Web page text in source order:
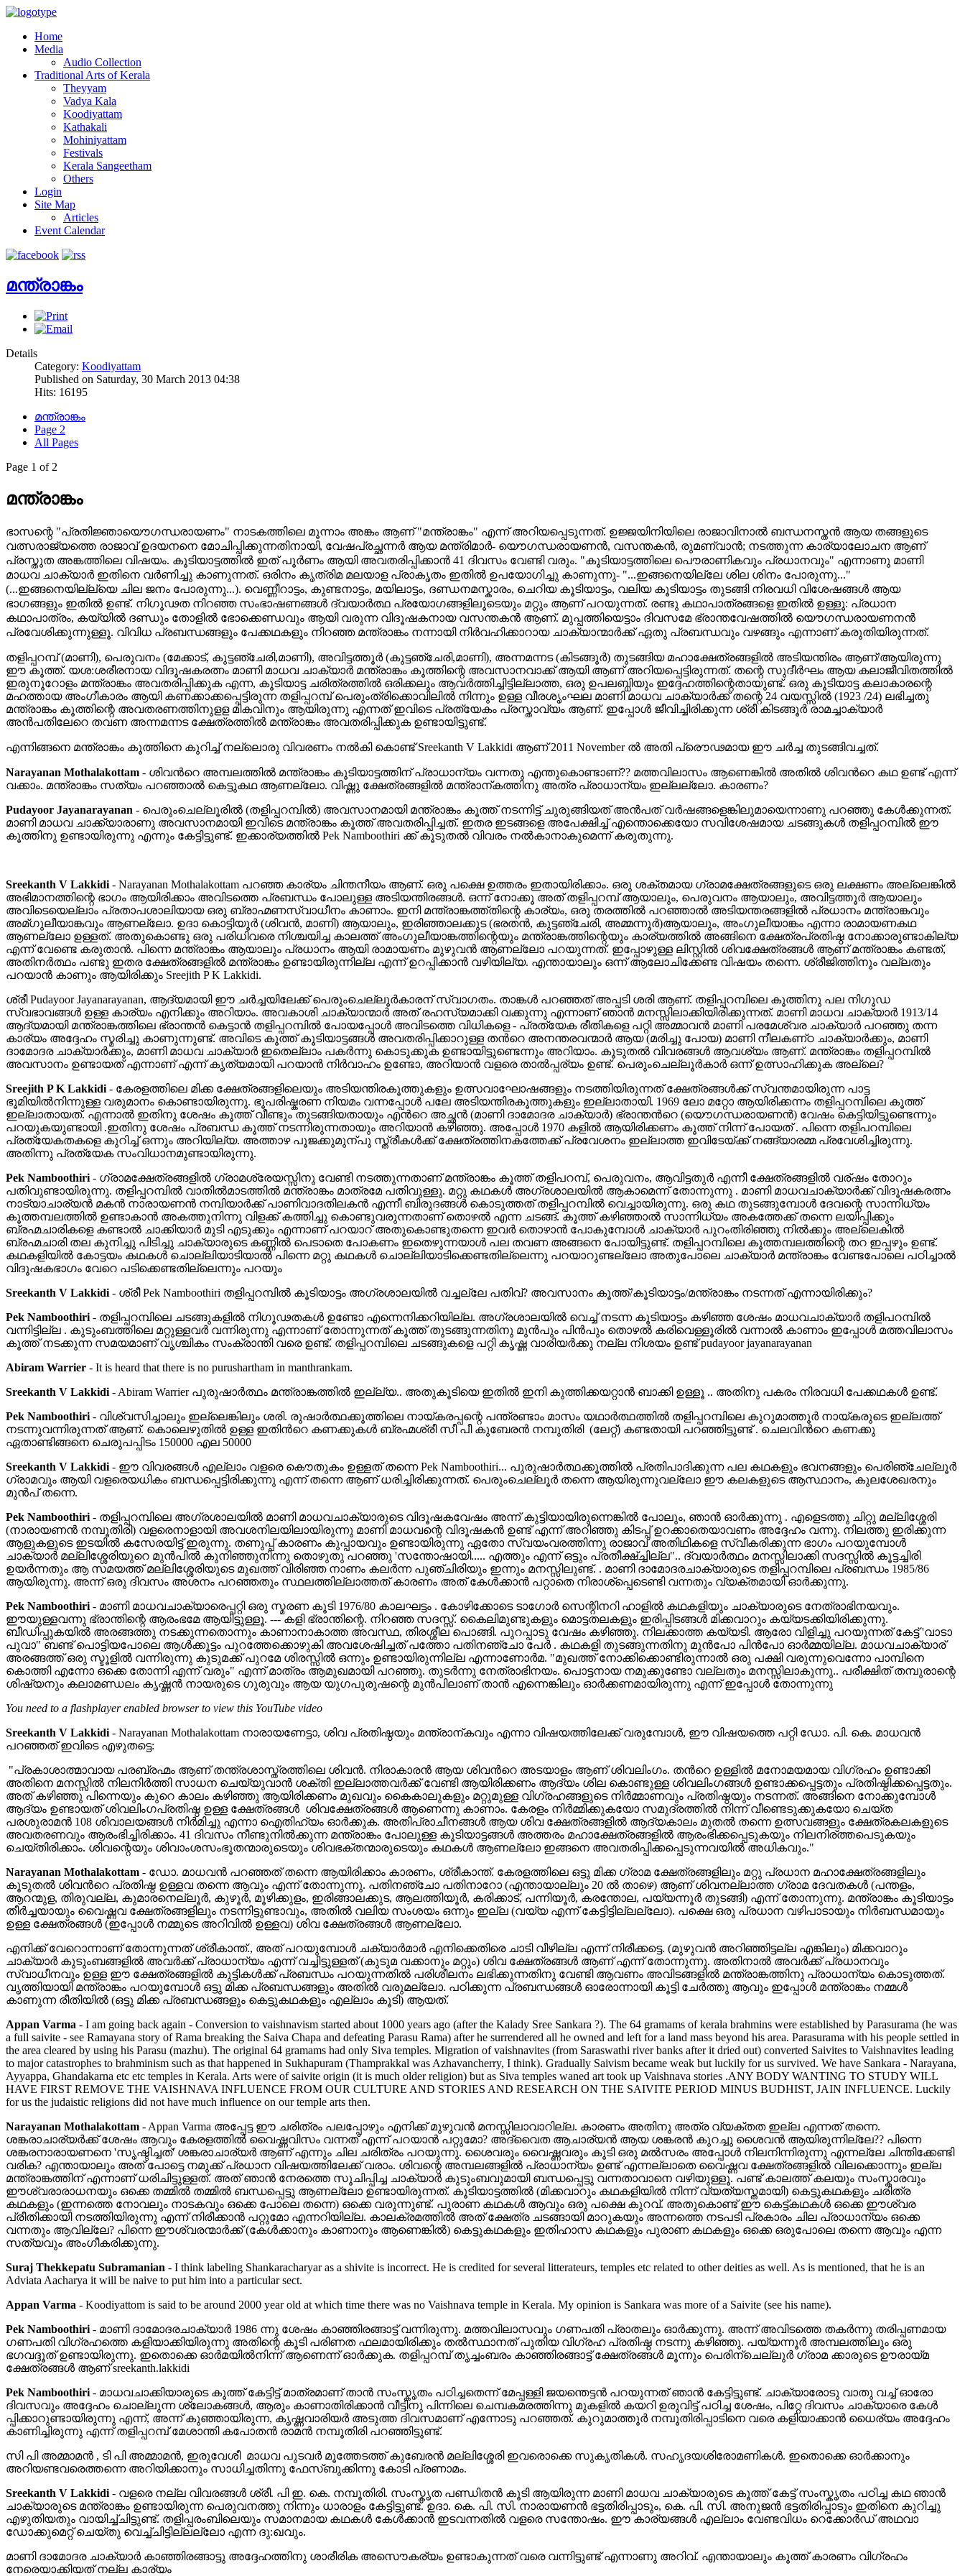
Home
Media
Audio Collection
Traditional Arts of Kerala
Theyyam
Vadya Kala
Koodiyattam
Kathakali
Mohiniyattam
Festivals
Kerala Sangeetham
Others
Login
Site Map
Articles
Event Calendar
മന്ത്രാങ്കം
Details
Category: Koodiyattam
Published on Saturday, 30 March 2013 04:38
Hits: 16195
മന്ത്രാങ്കം
Page 2
All Pages
Page 1 of 2
മന്ത്രാങ്കം
ഭാസന്റെ "പ്രതിജ്ഞായൌഗന്ധരായണം" നാടകത്തിലെ മൂന്നാം അങ്കം ആണ് "മന്ത്രാങ്കം" എന്ന് അറിയപ്പെടുന്നത്. ഉജ്ജയിനിയിലെ രാജാവിനാല്‍ ബന്ധനസ്തന്‍ ആയ തങ്ങളുടെ
വത്സരാജ്യത്തെ രാജാവ് ഉദയനനെ മോചിപ്പിക്കുന്നതിനായി, വേഷപ്രച്ഛന്നര്‍ ആയ മന്ത്രിമാര്‍- യൌഗന്ധരായണന്‍, വസന്തകന്‍, രുമണ്വാന്‍; നടത്തുന്ന കാര്യാലോചന ആണ്
പ്രസ്തുത അങ്കത്തിലെ വിഷയം. കൂടിയാട്ടത്തില്‍ ഇത് പൂര്‍ണം ആയി അവതരിപ്പിക്കാന്‍ 41 ദിവസം വേണ്ടി വരും. "കൂടിയാട്ടത്തിലെ പൌരാണികവും പ്രധാനവും" എന്നാണു മാണി
മാധവ ചാക്യാര്‍ ഇതിനെ വര്‍ണിച്ചു കാണുന്നത്. ഒരിനം കൃത്രിമ മലയാള പ്രാകൃതം ഇതില്‍ ഉപയോഗിച്ചു കാണുന്നു- "...ഇങ്ങനെയില്ലേ ശില ശിനം പോരുന്നു..."
(...ഇങ്ങനെയില്ല്യെ ചില ജനം പോരുന്നു...). വെണ്ണീറാട്ടം, കുണ്ടനാട്ടം, മയിലാട്ടം, ദണ്ഡനമസ്കാരം, ചെറിയ കൂടിയാട്ടം, വലിയ കൂടിയാട്ടം തുടങ്ങി നിരവധി വിശേഷങ്ങള്‍ ആയ
ഭാഗങ്ങളും ഇതില്‍ ഉണ്ട്. നിഗൂഢത നിറഞ്ഞ സംഭാഷണങ്ങള്‍ ദ്വയാര്‍ത്ഥ പ്രയോഗങ്ങളിലൂടെയും മറ്റും ആണ് പറയുന്നത്. രണ്ടു കഥാപാത്രങ്ങളെ ഇതില്‍ ഉള്ളൂ: പ്രധാന
കഥാപാത്രം, കയ്യില്‍ ദണ്ഡും തോളില്‍ ഭോക്കെണ്ഡവും ആയി വരുന്ന വിദൂഷകനായ വസന്തകന്‍ ആണ്. മുപ്പത്തിയെട്ടാം ദിവസമേ ഭ്രാന്തവേഷത്തില്‍ യൌഗന്ധരായണനന്‍
പ്രവേശിക്കുന്നുള്ളൂ. വിവിധ പ്രബന്ധങ്ങളും പേക്കഥകളും നിറഞ്ഞ മന്ത്രാങ്കം നന്നായി നിര്‍വഹിക്കാറായ ചാക്യാന്മാര്‍ക്ക് ഏതു പ്രബന്ധവും വഴങ്ങും എന്നാണ് കരുതിയിരുന്നത്.
തളിപ്പറമ്പ് (മാണി), പെരുവനം (മേക്കാട്, കുട്ടഞ്ചേരി,മാണി), അവിട്ടത്തൂര്‍ (കുട്ടഞ്ചേരി,മാണി), അന്നമന്നട (കിടങ്ങൂര്‍) തുടങ്ങിയ മഹാക്ഷേത്രങ്ങളില്‍ അടിയന്തിരം ആണ്/ആയിരുന്നു
ഈ കൂത്ത്. യശ:ശരീരനായ വിദൂഷകരത്നം മാണി മാധവ ചാക്യാര്‍ മന്ത്രാങ്കം കൂത്തിന്റെ അവസാനവാക്ക് ആയി ആണ് അറിയപ്പെട്ടിരുന്നത്. തന്റെ സുദീര്‍ഘം ആയ കലാജീവിതത്തില്‍
ഇരുനൂറോളം മന്ത്രാങ്കം അവതരിപ്പിക്കുക എന്ന, കൂടിയാട്ട ചരിത്രത്തില്‍ ഒരിക്കലും ആവര്‍ത്തിച്ചിട്ടില്ലാത്ത, ഒരു ഉപലബ്ധിയും ഇദ്ദേഹത്തിന്റെതായുണ്ട്. ഒരു കൂടിയാട്ട കലാകാരന്റെ
മഹത്തായ അംഗീകാരം ആയി കണക്കാക്കപ്പെട്ടിരുന്ന തളിപ്പറമ്പ് പെരുംത്രിക്കൊവിലില്‍ നിന്നും ഉള്ള വീരശൃംഘല മാണി മാധവ ചാക്യാര്‍ക്ക് തന്റെ 24 വയസ്സില്‍ (1923 /24) ലഭിച്ചതു
മന്ത്രാങ്കം കൂത്തിന്റെ അവതരണത്തിനുളള മികവിനും ആയിരുന്നു എന്നത് ഇവിടെ പ്രത്യേകം പ്രസ്താവ്യം ആണ്. ഇപ്പോള്‍ ജീവിച്ചിരിക്കുന്ന ശ്രീ കിടങ്ങൂര്‍ രാമച്ചാക്യാര്‍
അന്‍പതിലേറെ തവണ അന്നമന്നട ക്ഷേത്രത്തില്‍ മന്ത്രാങ്കം അവതരിപ്പിക്കുക ഉണ്ടായിട്ടുണ്ട്.
എന്നിങ്ങനെ മന്ത്രാങ്കം കൂത്തിനെ കുറിച്ച് നല്ലൊരു വിവരണം നല്‍കി കൊണ്ട് Sreekanth V Lakkidi ആണ് 2011 November ല്‍ അതി പ്രൌഢമായ ഈ ചര്‍ച്ച തുടങ്ങിവച്ചത്.
Narayanan Mothalakottam - ശിവന്‍റെ അമ്പലത്തില്‍ മന്ത്രാങ്കം കൂടിയാട്ടത്തിന് പ്രാധാന്യം വന്നതു എന്തുകൊണ്ടാണ്?? മത്തവിലാസം ആണെങ്കില്‍ അതില്‍ ശിവന്‍റെ കഥ ഉണ്ട് എന്ന്
വക്കാം. മന്ത്രാങ്കം സത്യം പറഞ്ഞാല്‍ കെട്ടുകഥ ആണല്ലോ. വിഷ്ണു ക്ഷേത്രങ്ങളില്‍ മന്ത്രാന്കത്തിനു അത്ര പ്രാധാന്യം ഇല്ലല്ലോ. കാരണം?
Pudayoor Jayanarayanan - പെരുംചെല്ലൂരിൽ (തളിപ്പറമ്പിൽ) അവസാനമായി മന്ത്രാങ്കം കൂത്ത്‌ നടന്നിട്ട്‌ ചുരുങ്ങിയത്‌ അൻപത്‌ വർഷങ്ങളെങ്കിലുമായെന്നാണു പറഞ്ഞു കേൾക്കുന്നത്‌.
മാണി മാധവ ചാക്ക്യാരാണു അവസാനമായി ഇവിടെ മന്ത്രാങ്കം കൂത്ത്‌ അവതരിപ്പിച്ചത്‌. ഇതര ഇടങ്ങളെ അപേക്ഷിച്ച്‌ എന്തൊക്കെയോ സവിശേഷമായ ചടങ്ങുകൾ തളിപ്പറമ്പിൽ ഈ
കൂത്തിനു ഉണ്ടായിരുന്നു എന്നും കേട്ടിട്ടുണ്ട്‌. ഇക്കാര്യത്തിൽ Pek Namboothiri ക്ക്‌ കൂടുതൽ വിവരം നൽകാനാകുമെന്ന് കരുതുന്നു.
Sreekanth V Lakkidi - Narayanan Mothalakottam പറഞ്ഞ കാര്യം ചിന്തനീയം ആണ്. ഒരു പക്ഷെ ഉത്തരം ഇതായിരിക്കാം. ഒരു ശക്തമായ ഗ്രാമക്ഷേത്രങ്ങളുടെ ഒരു ലക്ഷണം അല്ലെങ്കില്‍
അഭിമാനത്തിന്റെ ഭാഗം ആയിരിക്കാം അവിടത്തെ പ്രബന്ധം പോലുള്ള അടിയന്തിരങ്ങള്‍. ഒന്ന് നോക്കൂ അത് തളിപ്പറമ്പ് ആയാലും, പെരുവനം ആയാലും, അവിട്ടത്തൂര്‍ ആയാലും
അവിടെയെല്ലാം പ്രതാപശാലിയായ ഒരു ബ്രാഹ്മണസ്വാധീനം കാണാം. ഇനി മന്ത്രാങ്കത്ത്തിന്റെ കാര്യം, ഒരു തരത്തില്‍ പറഞ്ഞാല്‍ അടിയന്തരങ്ങളില്‍ പ്രധാനം മന്ത്രാങ്കവും
അമ്ഗുലീയാങ്കവും ആണല്ലോ. ഉദാ കൊട്ടിയൂര്‍ (ശിവന്‍, മാണി) ആയാലും, ഇരിഞ്ഞാലക്കുട (ഭരതന്‍, കുട്ടഞ്ചേരി, അമ്മന്നൂര്‍)ആയാലും, അംഗുലീയാങ്കം എന്നാ രാമായണകഥ
ആണല്ലോ ഉള്ളത്. അതുകൊണ്ടു ഒരു പരിധിവരെ നിശ്ചയിച്ച കാലത്ത് അംഗുലീയാങ്കത്തിന്റെയും മന്ത്രാങ്കത്തിന്റെയും കാര്യത്തില്‍ അങ്ങിനെ ക്ഷേത്രപ്രതിഷ്ഠ നോക്കാരുണ്ടാകില്യ
എന്ന് വേണ്ടെ കരുതാന്‍. പിന്നെ മന്ത്രാങ്കം ആയാലും പ്രധാനം ആയി രാമായണം മുഴുവന്‍ ആണല്ലോ പറയുന്നത്. ഇപ്പോഴുള്ള ലിസ്റ്റില്‍ ശിവക്ഷേത്രങ്ങള്‍ ആണ് മന്ത്രാങ്കം കണ്ടത്,
അതിനര്‍ത്ഥം പണ്ടു ഇതര ക്ഷേത്രങ്ങളില്‍ മന്ത്രാങ്കം ഉണ്ടായിരുന്നില്ല എന്ന് ഉറപ്പിക്കാന്‍ വഴിയില്യ. എന്തായാലും ഒന്ന് ആലോചിക്കേണ്ട വിഷയം തന്നെ. ശ്രീജിത്തിനും വല്ലതും
പറയാന്‍ കാണും ആയിരിക്കും Sreejith P K Lakkidi.
ശ്രീ Pudayoor Jayanarayanan, ആദ്യമായി ഈ ചര്‍ച്ചയിലേക്ക് പെരുംചെല്ലൂര്‍കാരന് സ്വാഗതം. താങ്കള്‍ പറഞ്ഞത് അപ്പടി ശരി ആണ്. തളിപ്പറമ്പിലെ കൂത്തിനു പല നിഗൂഡ
സ്വഭാവങ്ങള്‍ ഉള്ള കാര്യം എനിക്കും അറിയാം. അവകാശി ചാക്യാന്മാര്‍ അത് രഹസ്യമാക്കി വക്കുന്നു എന്നാണ് ഞാന്‍ മനസ്സിലാക്കിയിരിക്കുന്നത്. മാണി മാധവ ചാക്യാര്‍ 1913/14
ആദ്യമായി മന്ത്രാങ്കത്തിലെ ഭ്രാന്തന്‍ കെട്ടാന്‍ തളിപ്പറമ്പില്‍ പോയപ്പോള്‍ അവിടത്തെ വിധികളെ - പ്രത്യേക രീതികളെ പറ്റി അമ്മാവന്‍ മാണി പരമേശ്വര ചാക്യാര്‍ പറഞ്ഞു തന്ന
കാര്യം അദ്ദേഹം സ്മരിച്ചു കാണുന്നുണ്ട്. അവിടെ കൂത്ത് കൂടിയാട്ടങ്ങള്‍ അവതരിപ്പിക്കാറുള്ള തന്‍റെ അനന്തരവന്മാര്‍ ആയ (മരിച്ചു പോയ) മാണി നീലകണ്‌ഠ ചാക്യാര്‍ക്കും, മാണി
ദാമോദര ചാക്യാര്‍ക്കും, മാണി മാധവ ചാക്യാര്‍ ഇതെല്ലാം പകര്‍ന്നു കൊടുക്കുക ഉണ്ടായിട്ടുണ്ടെന്നും അറിയാം. കൂടുതല്‍ വിവരങ്ങള്‍ ആവശ്യം ആണ്. മന്ത്രാങ്കം തളിപ്പറമ്പില്‍
അവസാനം ഉണ്ടായത് എന്നാണ് എന്ന് കൃത്യമായി പറയാന്‍ നിര്‍വാഹം ഉണ്ടോ, അറിയാന്‍ വളരെ താല്‍പ്പര്യം ഉണ്ട്. പെരുംചെല്ലൂര്‍കാര്‍ ഒന്ന് ഉത്സാഹിക്കുക അല്ലെ?
Sreejith P K Lakkidi - കേരളത്തിലെ മിക്ക ക്ഷേത്രങ്ങളിലെയും അടിയന്തിരകൂത്തുകളും ഉത്സവാഘോഷങ്ങളും നടത്തിയിരുന്നത് ക്ഷേത്രങ്ങള്‍ക്ക് സ്വന്തമായിരുന്ന പാട്ട
ഭൂമിയില്‍നിന്നുള്ള വരുമാനം കൊണ്ടായിരുന്നു. ഭൂപരിഷ്കരണ നിയമം വന്നപ്പോള്‍ പലേ അടിയന്തിരകൂത്തുകളും ഇല്ലാതായി. 1969 ലോ മറ്റോ ആയിരിക്കന്നം തളിപ്പറമ്പിലെ കൂത്ത്‌
ഇല്ലാതായത്. എന്നാല്‍ ഇതിനു ശേഷം കൂത്ത്‌ വീണ്ടും തുടങ്ങിയതായും എന്‍റെ അച്ഛന്‍ (മാണി ദാമോദര ചാക്യാര്‍) ഭ്രാന്തന്‍റെ (യൌഗന്ധരായണന്‍) വേഷം കെട്ടിയിട്ടുണ്ടെന്നും
പറയുകയുണ്ടായി .ഇതിനു ശേഷം പ്രബന്ധ കൂത്ത്‌ നടന്നിരുന്നതായും അറിയാന്‍ കഴിഞ്ഞു. അപ്പോള്‍ 1970 കളില്‍ ആയിരിക്കണം കൂത്ത്‌ നിന്ന് പോയത് . പിന്നെ തളിപറമ്പിലെ
പ്രത്യേകതകളെ കുറിച്ച് ഒന്നും അറിയില്യ. അത്താഴ പൂജക്കുമുന്പു സ്ത്രീകള്‍ക്ക് ക്ഷേത്രത്തിനകത്തേക്ക് പ്രവേശനം ഇല്ലാത്ത ഇവിടേയ്ക്ക് നങ്ങ്യാരമ്മ പ്രവേശിച്ചിരുന്നു.
അതിന്നു പ്രത്യേക സംവിധാനമുണ്ടായിരുന്നു.
Pek Namboothiri - ഗ്രാമക്ഷേത്രങ്ങളില്‍ ഗ്രാമശ്രേയസ്സിനു വേണ്ടി നടത്തുന്നതാണ് മന്ത്രാങ്കം കൂത്ത്‌ തളിപറമ്പ്, പെരുവനം, ആവിട്ടതുര്‍ എന്നീ ക്ഷേത്രങ്ങളില്‍ വര്ഷം തോറും
പതിവുണ്ടായിരുന്നു. തളിപ്പറമ്പില്‍ വാതില്‍മാടത്തില്‍ മന്ത്രാങ്കം മാത്രമേ പതിവുള്ളു. മറ്റു കഥകള്‍ അഗ്രശാലയില്‍ ആകാമെന്ന് തോന്നുന്നു . മാണി മാധവചാക്യാര്‍ക്ക് വിദൂഷകരത്നം
നാട്യാചാര്യന്‍ മകന്‍ നാരായണന്‍ നമ്പിയാര്‍ക്ക് പാണിവാദതിലകന്‍ എന്നീ ബിരുദങ്ങള്‍ കൊടുത്തത് തളിപ്പറമ്പില്‍ വെച്ചായിരുന്നു. ഒരു കഥ തുടങ്ങുമ്പോള്‍ ദേവന്റെ സാന്നിധ്യം
കൂത്തമ്പലത്തില്‍ ഉണ്ടാകാന്‍ അകത്തുനിന്നു വിളക്ക് കത്തിച്ചു കൊണ്ടുവരുന്നതാണ് തൊഴല്‍ എന്ന ചടങ്ങ്. കൂത്ത്‌ കഴിഞ്ഞാല്‍ സാന്നിധ്യം അകത്തേക്ക് തന്നെ ലയിപ്പിക്കും
ബ്രഹ്മചാരികളെ കണ്ടാല്‍ ചാക്കിയാര്‍ മുടി എടുക്കും എന്നാണ് പറയാറ് അതുകൊണ്ടുതന്നെ ഇവര്‍ തൊഴാന്‍ പോകുമ്പോള്‍ ചാക്യാര്‍ പുറംതിരിഞ്ഞു നില്‍ക്കും അല്ലെകില്‍
ബ്രഹ്മചാരി തല കുനിച്ചു പിടിച്ചു ചാക്യാരുടെ കണ്ണില്‍ പെടാതെ പോകണം ഇതെഴുന്നയാള്‍ പല തവണ അങ്ങനെ പോയിട്ടുണ്ട്. തളിപ്പറമ്പിലെ കൂത്തമ്പലത്തിന്റെ തറ ഇപ്പഴും ഉണ്ട്.
കഥകളിയില്‍ കോട്ടയം കഥകള്‍ ചൊല്ലിയാടിയാല്‍ പിന്നെ മറ്റു കഥകള്‍ ചൊല്ലിയാടിക്കെണ്ടതില്ലെന്നു പറയാറുണ്ടല്ലോ അതുപോലെ ചാക്യാര്‍ മന്ത്രാങ്കം വേണ്ടപോലെ പഠിച്ചാല്‍
വിദൂഷകഭാഗം വേറെ പടിക്കെണ്ടതില്ലെന്നും പറയും
Sreekanth V Lakkidi - ശ്രീ Pek Namboothiri തളിപ്പറമ്പില്‍ കൂടിയാട്ടം അഗ്രശാലയില്‍ വച്ചല്ലേ പതിവ്? അവസാനം കൂത്ത്/കൂടിയാട്ടം/മന്ത്രാങ്കം നടന്നത് എന്നായിരിക്കും?
Pek Namboothiri - തളിപ്പറമ്പിലെ ചടങ്ങുകളില്‍ നിഗൂഢതകള്‍ ഉണ്ടോ എന്നെനിക്കറിയില്ല. അഗ്രശാലയില്‍ വെച്ച് നടന്ന കൂടിയാട്ടം കഴിഞ്ഞ ശേഷം മാധവചാക്യാര്‍ തളിപറമ്പില്‍
വന്നിട്ടില്ല . കുടുംബത്തിലെ മറ്റുള്ളവര്‍ വന്നിരുന്നു എന്നാണ് തോന്നുന്നത് കൂത്ത്‌ തുടങ്ങുന്നതിനു മുന്‍പും പിന്‍പും തൊഴല്‍ കരിവെള്ളൂരില്‍ വന്നാല്‍ കാണാം ഇപ്പോള്‍ മത്തവിലാസം
കൂത്ത്‌ നടക്കുന്ന സമയമാണ് വൃശ്ചികം സംക്രാന്തി വരെ ഉണ്ട്. തളിപ്പറമ്പിലെ ചടങ്ങുകളെ പറ്റി കൃഷ്ണ വാരിയര്‍ക്കു നല്ല നിശയം ഉണ്ട് pudayoor jayanarayanan
Abiram Warrier - It is heard that there is no purushartham in manthrankam.
Sreekanth V Lakkidi - Abiram Warrier പുരുഷാര്‍ത്ഥം മന്ത്രാങ്കത്തില്‍ ഇല്ല്യ.. അതുകൂടിയെ ഇതില്‍ ഇനി കുത്തിക്കയറ്റാന്‍ ബാക്കി ഉള്ളൂ .. അതിനു പകരം നിരവധി പേക്കഥകള്‍ ഉണ്ട്.
Pek Namboothiri - വിശ്വസിച്ചാലും ഇല്ലെങ്കിലും ശരി. രുഷാര്‍ത്ഥക്കൂത്തിലെ നായ്കരപ്പന്റെ പന്ത്രണ്ടാം മാസം യഥാര്‍ത്ഥത്തില്‍ തളിപ്പറമ്പിലെ കുറുമാത്തൂര്‍ നായ്കരുടെ ഇല്ലത്ത്
നടന്നുവന്നിരുന്നത് ആണ്. കൊലെഴുതില്‍ ഉള്ള ഇതിന്‍റെ കണക്കുകള്‍ ബ്രഹ്മശ്രീ സീ പീ കുബേരന്‍ നമ്പുതിരി ‍ (ലേറ്റ്) കണ്ടതായി പറഞ്ഞിട്ടുണ്ട് . ചെലവിന്‍റെ കണക്കു
ഏതാണ്ടിങ്ങനെ ചെരുപപ്പിടം 150000 എല 50000
Sreekanth V Lakkidi - ഈ വിവരങ്ങള്‍ എല്ലാം വളരെ കൌതുകം ഉള്ളത് തന്നെ Pek Namboothiri... പുരുഷാര്‍ത്ഥക്കൂത്തില്‍ പ്രതിപാദിക്കുന്ന പല കഥകളും ഭവനങ്ങളും പെരിഞ്ചേല്ലൂര്‍
ഗ്രാമവും ആയി വളരെയധികം ബന്ധപ്പെട്ടിരിക്കുന്നു എന്ന് തന്നെ ആണ് ധരിച്ചിരിക്കുന്നത്. പെരുംചെല്ലൂര്‍ തന്നെ ആയിരുന്നുവല്ലോ ഈ കലകളുടെ ആസ്ഥാനം, കുലശേഖരനും
മുന്‍പ് തന്നെ.
Pek Namboothiri - തളിപ്പറമ്പിലെ അഗ്രശാലയില്‍ മാണി മാധവചാക്യാരുടെ വിദൂഷകവേഷം അന്ന് കുട്ടിയായിരുന്നെങ്കില്‍ പോലും, ഞാന്‍ ഓര്‍ക്കുന്നു . എളെടത്തു ചിറ്റു മല്ലിശ്ശേരി
(നാരായണന്‍ നമ്പൂതിരി) വളരെനാളായി അവശനിലയിലായിരുന്നു മാണി മാധവന്റെ വിദൂഷകന്‍ ഉണ്ട് എന്ന് അറിഞ്ഞു കിടപ്പ് ഉറക്കാതെയാവണം അദ്ദേഹം വന്നു. നിലത്തു ഇരിക്കുന്ന
ആളുകളുടെ ഇടയില്‍ കസേരയിട്ട് ഇരുന്നു. തണുപ്പ് കാരണം കുപ്പായവും ഉണ്ടായിരുന്നു ഏതോ സ്വയംവരത്തിന്നു രാജാവ് അതിഥികളെ സ്വീകരിക്കുന്ന ഭാഗം പറയുമ്പോള്‍
ചാക്യാര്‍ മല്ലിശ്ശേരിയുറെ മുന്‍പില്‍ കുനിഞ്ഞുനിന്നു തൊഴുതു പറഞ്ഞു 'സന്തോഷായി..... എത്തും എന്ന് ഒട്ടും പ്രതീക്ഷ്ച്ചില്ല".. ദ്വയാര്‍ത്ഥം മനസ്സിലാക്കി സദസ്സില്‍ കൂട്ടച്ചിരി
ഉയര്‍ന്നതും ആ സമയത്ത് മല്ലിശ്ശേരിയുടെ മുഖത്ത് വിരിഞ്ഞ നാണം കലര്‍ന്ന പുഞ്ചിരിയും ഇന്നും മനസ്സിലുണ്ട്. . മാണി ദാമോദരചാക്യാരുടെ തളിപ്പറമ്പിലെ പ്രബന്ധം 1985/86
ആയിരുന്നു. അന്ന് ഒരു ദിവസം അശനം പറഞ്ഞതും സ്ഥലത്തില്ലാത്തത് കാരണം അത് കേള്‍ക്കാന്‍ പറ്റാതെ നിരാശ്പ്പെടെണ്ടി വന്നതും വ്യക്തമായി ഓര്‍ക്കുന്നു.
Pek Namboothiri - മാണി മാധവചാക്യാരെപ്പറ്റി ഒരു സ്മരണ കൂടി 1976/80 കാലഘട്ടം . കോഴിക്കോടെ ടാഗോര്‍ സെന്റിനറി ഹാളില്‍ കഥകളിയും ചാക്യാരുടെ നേത്രാഭിനയവും.
ഈയുള്ളവന്നു ഭ്രാന്തിന്റെ ആരംഭമേ ആയിട്ടുള്ളൂ. --- കളി ഭ്രാന്തിന്റെ. നിറഞ്ഞ സദസ്സ്. കൈലിമുണ്ടുകളും മൊട്ടതലകളും ഇരിപ്പിടങ്ങള്‍ മിക്കവാറും കയ്യടക്കിയിരിക്കുന്നു.
ബീഡിപ്പുകയില്‍ അരങ്ങത്തു നടക്കുന്നതൊന്നും കാണാനാകാത്ത അവസ്ഥ, തിരശ്ശീല പൊങ്ങി. പുറപ്പാടു വേഷം കഴിഞ്ഞു. നിലക്കാത്ത കയ്യടി. ആരോ വിളിച്ചു പറയുന്നത് കേട്ട് 'വാടാ
പുവാ" ബണ്ട് പൊട്ടിയപോലെ ആള്‍ക്കൂട്ടം പുറത്തേക്കൊഴുകി അവശേഷിച്ചത് പത്തോ പതിനഞ്ചോ പേര്‍ . കഥകളി തുടങ്ങുന്നതിനു മുന്‍പോ പിന്‍പോ ഓര്‍മ്മയില്ല. മാധവചാക്യാര്
അരങ്ങത്ത് ഒരു സ്ടൂളില്‍ വന്നിരുന്നു കുടുമക്ക് പുറമേ ശിരസ്സില്‍ ഒന്നും ഉണ്ടായിരുന്നില്ല എന്നാണോര്‍മ. "മുഖത്ത് നോക്കിക്കൊണ്ടിരുന്നാല്‍ ഒരു പക്ഷി വരുന്നുവെന്നോ പാമ്പിനെ
കൊത്തി എന്നോ ഒക്കെ തോന്നി എന്ന് വരും" എന്ന് മാത്രം ആമുഖമായി പറഞ്ഞു. തുടര്‍ന്നു നേത്രാഭിനയം. പൊട്ടനായ നമുക്കുണ്ടോ വല്ലതും മനസ്സിലാകുന്നു.. പരീക്ഷിത് തമ്പുരാന്റെ
ശിഷ്യനും കലാമണ്ഡലം കൃഷ്ണന്‍ നായരുടെ ഗുരുവും ആയ യുഗപുരുഷന്റെ മുന്‍പിലാണ് താന്‍ എന്നെങ്കിലും ഓര്‍ക്കണമായിരുന്നു എന്ന് ഇപ്പോള്‍ തോന്നുന്നു
You need to a flashplayer enabled browser to view this YouTube video
Sreekanth V Lakkidi - Narayanan Mothalakottam നാരായണേട്ടാ, ശിവ പ്രതിഷ്ഠയും മന്ത്രാന്കവും എന്നാ വിഷയത്തിലേക്ക് വരുമ്പോള്‍, ഈ വിഷയത്തെ പറ്റി ഡോ. പി. കെ. മാധവന്‍
പറഞ്ഞത് ഇവിടെ എഴുതട്ടെ:
"പ്രകാശാത്മാവായ പരബ്രഹ്മം ആണ് തന്ത്രശാസ്ത്രത്തിലെ ശിവന്‍. നിരാകാരന്‍ ആയ ശിവന്‍റെ അടയാളം ആണ് ശിവലിംഗം. തന്‍റെ ഉള്ളില്‍ മനോമയമായ വിഗ്രഹം ഉണ്ടാക്കി
അതിനെ മനസ്സില്‍ നിലനിര്‍ത്തി സാധന ചെയ്യുവാന്‍ ശക്തി ഇല്ലാത്തവര്‍ക്ക് വേണ്ടി ആയിരിക്കണം ആദ്യം ശില കൊണ്ടുള്ള ശിവലിംഗങ്ങള്‍ ഉണ്ടാക്കപ്പെട്ടതും പ്രതിഷ്ഠിക്കപ്പെട്ടതും.
അത് കഴിഞ്ഞു പിന്നെയും കുറെ കാലം കഴിഞ്ഞു ആയിരിക്കണം മുഖവും കൈകാലുകളും മറ്റുമുള്ള വിഗ്രഹങ്ങളുടെ നിര്‍മ്മാണവും പ്രതിഷ്ഠയും നടന്നത്. അങ്ങിനെ നോക്കുമ്പോള്‍
ആദ്യം ഉണ്ടായത് ശിവലിംഗപ്രതിഷ്ഠ ഉള്ള ക്ഷേത്രങ്ങള്‍ ശിവക്ഷേത്രങ്ങള്‍ ആണെന്നു കാണാം. കേരളം നിര്‍മ്മിക്കുകയോ സമുദ്രത്തില്‍ നിന്ന് വീണ്ടെടുക്കുകയോ ചെയ്ത
പരശുരാമന്‍ 108 ശിവാലയങ്ങള്‍ നിര്‍മിച്ചു എന്നാ ഐതിഹ്യം ഓര്‍ക്കുക. അതിപ്രാചീനങ്ങള്‍ ആയ ശിവ ക്ഷേത്രങ്ങളില്‍ ആദ്യകാലം മുതല്‍ തന്നെ ഉത്സവങ്ങളും ക്ഷേത്രകലകളുടെ
അവതരണവും ആരംഭിച്ചിരിക്കാം. 41 ദിവസം നീണ്ടുനില്‍ക്കുന്ന മന്ത്രാങ്കം പോലുള്ള കൂടിയാട്ടങ്ങള്‍ അത്തരം മഹാക്ഷേത്രങ്ങളില്‍ ആരംഭിക്കപ്പെടുകയും നിലനിര്ത്തപെടുകയും
ചെയ്തിരിക്കാം. ശിവന്റെയും ശിവാംശസംഭൂതന്മാരുടെയും ശിവഭക്തന്മാരുടെയും കഥകള്‍ ആണല്ലോ ഇങ്ങനെ അവതരിപ്പിക്കപ്പെടുന്നവയില്‍ അധികവും."
Narayanan Mothalakottam - ഡോ. മാധവന്‍ പറഞ്ഞത് തന്നെ ആയിരിക്കാം കാരണം, ശ്രീകാന്ത്‌. കേരളത്തിലെ ഒട്ടു മിക്ക ഗ്രാമ ക്ഷേത്രങ്ങളിലും മറ്റു പ്രധാന മഹാക്ഷേത്രങ്ങളിലും
കൂടുതല്‍ ശിവന്‍റെ പ്രതിഷ്ഠ ഉള്ളവ തന്നെ ആവും എന്ന് തോന്നുന്നു. പതിനഞ്ചോ പതിനാറോ (എന്തായാല്ലും 20 ല്‍ താഴെ) ആണ് ശിവനല്ലാത്ത ഗ്രാമ ദേവതകള്‍ (പന്തളം,
ആറന്മുള, തിരുവല്ല, കുമാരനെല്ലൂര്‍, കുഴൂര്‍, മൂഴിക്കുളം, ഇരിങ്ങാലക്കുട, ആലത്തിയൂര്‍, കരിക്കാട്‌, പന്നിയൂര്‍, കരന്തോല, പയ്യന്നൂര്‍ തുടങ്ങി) എന്ന് തോന്നുന്നു. മന്ത്രാങ്കം കൂടിയാട്ടം
തീര്‍ച്ചയായും വൈഷ്ണവ ക്ഷേത്രങ്ങളിലും നടന്നിട്ടുണ്ടാവും, അതില്‍ വലിയ സംശയം ഒന്നും ഇല്ല (വയ്യ എന്ന് കേട്ടിട്ടില്ലല്ലോ). പക്ഷെ ഒരു പ്രധാന വഴിപാടായും നിര്‍ബന്ധമായും
ഉള്ള ക്ഷേത്രങ്ങള്‍ (ഇപ്പോള്‍ നമ്മുടെ അറിവില്‍ ഉള്ളവ) ശിവ ക്ഷേത്രങ്ങള്‍ ആണല്ലോ.
എനിക്ക് വേറൊന്നാണ് തോന്നുന്നത് ശ്രീകാന്ത്‌., അത് പറയുമ്പോള്‍ ചക്യാര്‍മാര്‍ എനിക്കെതിരെ ചാടി വീഴില്ല എന്ന് നിരീക്കട്ടെ. (മുഴുവന്‍ അറിഞ്ഞിട്ടല്ല എങ്കിലും) മിക്കവാറും
ചാക്യാര്‍ കുടുംബങ്ങളില്‍ അവര്‍ക്ക് പ്രാധാന്യം എന്ന് വച്ചിട്ടുള്ളത് (കുടുമ വക്കാനും മറ്റും) ശിവ ക്ഷേത്രങ്ങള്‍ ആണ് എന്ന് തോന്നുന്നു. അതിനാല്‍ അവര്‍ക്ക് പ്രധാനവും
സ്വാധീനവും ഉള്ള ഈ ക്ഷേത്രങ്ങളില്‍ കുട്ടികള്‍ക്ക് പ്രബന്ധം പറയുന്നതില്‍ പരിശീലനം ലഭിക്കുന്നതിനു വേണ്ടി ആവണം അവിടങ്ങളില്‍ മന്ത്രാങ്കത്തിനു പ്രാധാന്യം കൊടുത്തത്.
വൃത്തിയായി മന്ത്രാങ്കം പറയുമ്പോള്‍ ഒട്ടു മിക്ക പ്രബന്ധങ്ങളും അതില്‍ വരുമല്ലോ. പഠിക്കുന്ന പ്രബന്ധങ്ങള്‍ ഓരോന്നായി കൂട്ടി ചേര്‍ത്തു ആവും ഇപ്പോള്‍ മന്ത്രാങ്കം നമ്മള്‍
കാണുന്ന രീതിയില്‍ (ഒട്ടു മിക്ക പ്രബന്ധങ്ങളും കെട്ടുകഥകളും എല്ലാം കൂടി) ആയത്.
Appan Varma - I am going back again - Conversion to vaishnavism started about 1000 years ago (after the Kalady Sree Sankara ?). The 64 gramams of kerala brahmins were established by Parasurama (he was
a full saivite - see Ramayana story of Rama breaking the Saiva Chapa and defeating Parasu Rama) after he surrendered all he owned and left for a land mass beyond his area. Parasurama with his people settled in
the area cleared by using his Parasu (mazhu). The original 64 gramams had only Siva temples. Migration of vaishnavites (from Saraswathi river banks after it dried out) converted Saivites to Vaishnavites leading
to major catastrophes to brahminism such as that happened in Sukhapuram (Thamprakkal was Azhavancherry, I think). Gradually Saivism became weak but luckily for us survived. We have Sankara - Narayana,
Ayyappa, Ghandakarna etc etc temples in Kerala. Arts were of saivite origin (it is much older religion) but as Siva temples waned art took up Vaishnava stories .ANY BODY WANTING TO STUDY WILL
HAVE FIRST REMOVE THE VAISHNAVA INFLUENCE FROM OUR CULTURE AND STORIES AND RESEARCH ON THE SAIVITE PERIOD MINUS BUDHIST, JAIN INFLUENCE. Luckily
for us the judaistic religions did not have much influence on our temple arts then.
Narayanan Mothalakottam - Appan Varma അപ്പേട്ട ഈ ചരിത്രം പലപ്പോഴും എനിക്ക് മുഴുവന്‍ മനസ്സിലാവാറില്ല. കാരണം അതിനു അത്ര വ്യക്തത ഇല്ല എന്നത് തന്നെ.
ശങ്കരാചാര്യര്‍ക്ക് ശേഷം ആവും കേരളത്തില്‍ വൈഷ്ണവിസം വന്നത് എന്ന് പറയാന്‍ പറ്റുമോ? അദ്വൈത ആചാര്യന്‍ ആയ ശങ്കരന്‍ കുറച്ചു ശൈവന്‍ ആയിരുന്നില്ലേ?? പിന്നെ
ശങ്കരനാരായണനെ 'സൃഷ്ടിച്ചത്' ശങ്കരാചാര്യര്‍ ആണ് എന്നും ചില ചരിത്രം പറയുന്നു. ശൈവരും വൈഷ്ണവരും കൂടി ഒരു മല്‍സരം അപ്പോള്‍ നിലനിന്നിരുന്നു എന്നല്ലേ ചിന്തിക്കേണ്ടി
വരിക? എന്തായാലും അത് പോട്ടെ നമുക്ക് പ്രധാന വിഷയത്തിലേക്ക് വരാം. ശിവന്റെ അമ്പലങ്ങളില്‍ പ്രാധാന്യം ഉണ്ട് എന്നല്ലാതെ വൈഷ്ണവ ക്ഷേത്രങ്ങളില്‍ വിലക്കൊന്നും ഇല്ല
മന്ത്രാങ്കത്തിന് എന്നാണ് ധരിചിട്ടുള്ളത്. അത് ഞാന്‍ നേരത്തെ സൂചിപ്പിച്ച ചാക്യാര്‍ കുടുംബവുമായി ബന്ധപ്പെട്ടു വന്നതാവാനെ വഴിയുള്ളൂ. പണ്ട് കാലത്ത് കലയും സംസ്കാരവും
ഈശ്വരാരാധനയും ഒക്കെ തമ്മില്‍ തമ്മില്‍ ബന്ധപ്പെട്ടു ആണല്ലോ ഉണ്ടായിരുന്നത്. കൂടിയാട്ടത്തില്‍ (മിക്കവാറും കഥകളിയില്‍ നിന്ന് വ്യത്യസ്തമായി) കെട്ടുകഥകളും ചരിത്ര
കഥകളും (ഇന്നത്തെ നോവലും നാടകവും ഒക്കെ പോലെ തന്നെ) ഒക്കെ വരുന്നുണ്ട്. പുരാണ കഥകള്‍ ആവും ഒരു പക്ഷെ കുറവ്. അതുകൊണ്ട് ഈ കെട്ട്കഥകള്‍ ഒക്കെ ഈശ്വര
പ്രീതിക്കായി നടത്തിയിരുന്നു എന്ന് നിരീക്കാന്‍ പറ്റുമോ എന്നറിയില്ല. കാലക്രമത്തില്‍ അത് ക്ഷേത്ര ചടങ്ങായി മാറുകയും അന്നത്തെ നടപടി പ്രകാരം ചില പ്രാധാന്യം ഒക്കെ
വന്നതും ആവില്ലേ? പിന്നെ ഈശ്വരന്മാര്‍ക്ക് (കേള്‍ക്കാനും കാണാനും ആണെങ്കില്‍) കെട്ടുകഥകളും ഇതിഹാസ കഥകളും പുരാണ കഥകളും ഒക്കെ ഒരുപോലെ തന്നെ ആവും എന്ന
സത്യവും അംഗീകരിക്കുന്നു.
Suraj Thekkepatu Subramanian - I think labeling Shankaracharyar as a shivite is incorrect. He is credited for several litterateurs, temples etc related to other deities as well. As is mentioned, that he is an
Adviata Aacharya it will be naive to put him into a particular sect.
Appan Varma - Koodiyattom is said to be around 2000 year old at which time there was no Vaishnava temple in Kerala. My opinion is Sankara was more of a Saivite (see his name).
Pek Namboothiri - മാണി ദാമോദരചാക്യാര്‍ 1986 ന്നു ശേഷം കാഞ്ഞിരങ്ങാട്ട് വന്നിരുന്നു. മത്തവിലാസവും ഗണപതി പ്രാതലും ഓര്‍ക്കുന്നു. അന്ന് അവിടത്തെ തകര്‍ന്നു തരിപ്പണമായ
ഗണപതി വിഗ്രഹത്തെ കളിയാക്കിയിരുന്നു അതിന്റെ കൂടി പരിണത ഫലമായിരിക്കും തല്‍സ്ഥാനത് പുതിയ വിഗ്രഹ പ്രതിഷ്ഠ നടന്നു കഴിഞ്ഞു. പയ്യന്നൂര്‍ അമ്പലത്തിലും ഒരു
ഭഗവദ്ദൂത്‌ ഉണ്ടായിരുന്നു. ഇതൊക്കെ ഓര്‍മയില്‍നിന്ന് ആണെന്ന് ഓര്‍ക്കുക. തളിപ്പറമ്പ് തൃച്ചംബരം കാഞ്ഞിരങ്ങാട്ട് ക്ഷേത്രങ്ങള്‍ മൂന്നും പെരിന്ചെല്ലുര്‍ ഗ്രാമ ക്കാരുടെ ഊരായ്മ
ക്ഷേത്രങ്ങള്‍ ആണ് sreekanth.lakkidi
Pek Namboothiri - മാധവചാക്കിയാരുടെ കൂത്ത്‌ കേട്ടിട്ട് മാത്രമാണ് താന്‍ സംസ്കൃതം പഠിച്ചതെന്ന്‍ മേപ്പള്ളി ജയന്തെട്ടന്‍ പറയുന്നത് ഞാന്‍ കേട്ടിട്ടുണ്ട്. ചാക്യാരോടു വാതു വച്ച് ഓരോ
ദിവസവും അദ്ദേഹം ചൊല്ലുന്ന ശ്ലോകങ്ങള്‍, ആരും കാണാതിരിക്കാന്‍ വീട്ടിനു പിന്നിലെ ചെമ്പകമരത്തിന്നു മുകളില്‍ കയറി ഉരുവിട്ട് പഠിച്ച ശേഷം, പിറ്റേ ദിവസം ചാക്യാരെ കേള്‍
പ്പിക്കാറുണ്ടായിരുന്നു എന്ന്, അന്ന് കുഞ്ഞായിരുന്ന, കൃഷ്ണവാരിയര്‍ അടുത്ത ദിവസമാണ് എന്നോടു പറഞ്ഞത്. കുറുമാത്തൂര്‍ നമ്പൂതിരിപ്പാടിനെ വരെ കളിയാക്കാന്‍ ധൈര്യം അദ്ദേഹം
കാണിച്ചിരുന്നു എന്ന് തളിപ്പറമ്പ് മേശാന്തി കപോതന്‍ രാമന്‍ നമ്പൂതിരി പറഞ്ഞിട്ടുണ്ട്.
സി പി അമ്മാമന്‍ , ടി പി അമ്മാമന്‍, ഇരുവേശീ ‍ മാധവ പുടവര്‍ മൂത്തേടത്ത് കുബേരന്‍ മല്ലിശ്ശേരി ഇവരൊക്കെ സുകൃതികള്‍. സഹൃദയശിരോമണികള്‍. ഇതൊക്കെ ഓര്‍ക്കാനും
അറിയണ്ടവരെത്തന്നെ അറിയിക്കാനും സാധിച്ചതിന്നു ഫേസ്ബുക്കിന്നു കോടി പ്രണാമം.
Sreekanth V Lakkidi - വളരെ നല്ല വിവരങ്ങള്‍ ശ്രീ. പി ഇ. കെ. നമ്പൂതിരി. സംസ്കൃത പണ്ഡിതന്‍ കൂടി ആയിരുന്ന മാണി മാധവ ചാക്യാരുടെ കൂത്ത് കേട്ട് സംസ്കൃതം പഠിച്ച കഥ ഞാന്‍
ചാക്യാരുടെ മന്ത്രാങ്കം ഉണ്ടായിരുന്ന പെരുവനത്തു നിന്നും ധാരാളം കേട്ടിട്ടുണ്ട്. ഉദാ. കെ. പി. സി. നാരായണന്‍ ഭട്ടതിരിപ്പാടും, കെ. പി. സി. അനുജന്‍ ഭട്ടതിരിപ്പാടും ഇതിനെ കുറിച്ചു
എഴുതിയതും വായിച്ച്ചിട്ടുണ്ട്. തളിപ്പരംബിലെയും സമാനമായ കഥകള്‍ കേള്‍ക്കാന്‍ ഇടവന്നതില്‍ വളരെ സന്തോഷം. ഈ കാര്യങ്ങള്‍ എല്ലാം വേണ്ടവിധം റെക്കോര്‍ഡ്‌ അഥവാ
ഡോക്കുമെറ്റ് ചെയ്തു വെച്ച്ചിട്ടില്ലല്ലോ എന്ന ദു:ഖവും.
മാണി ദാമോദര ചാക്യാര്‍ കാഞ്ഞിരങ്ങാട്ടു അദ്ദേഹത്തിനു ശാരീരിക അസൌകര്യം ഉണ്ടാകുന്നത് വരെ വന്നിട്ടുണ്ട് എന്നാണു അറിവ്. എന്തായാലും കൂത്ത് കാരണം വിഗ്രഹം
നേരെയാക്കിയത് നല്ല കാര്യം